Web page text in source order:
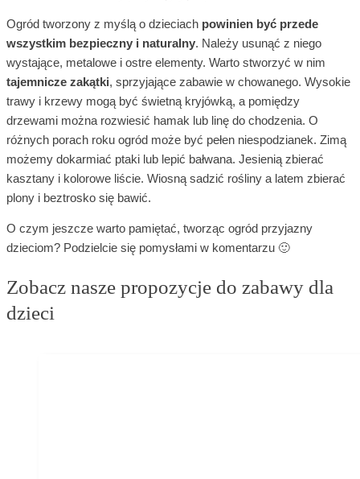
Ogród tworzony z myślą o dzieciach powinien być przede
wszystkim bezpieczny i naturalny. Należy usunąć z niego
wystające, metalowe i ostre elementy. Warto stworzyć w nim
tajemnicze zakątki, sprzyjające zabawie w chowanego. Wysokie
trawy i krzewy mogą być świetną kryjówką, a pomiędzy
drzewami można rozwiesić hamak lub linę do chodzenia. O
różnych porach roku ogród może być pełen niespodzianek. Zimą
możemy dokarmiać ptaki lub lepić bałwana. Jesienią zbierać
kasztany i kolorowe liście. Wiosną sadzić rośliny a latem zbierać
plony i beztrosko się bawić.
O czym jeszcze warto pamiętać, tworząc ogród przyjazny
dzieciom? Podzielcie się pomysłami w komentarzu 🙂
Zobacz nasze propozycje do zabawy dla
dzieci